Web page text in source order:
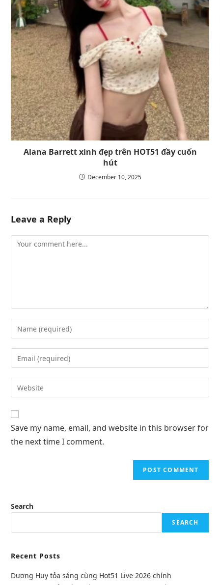
Alana Barrett xinh đẹp trên HOT51 đầy cuốn
hút
December 10, 2025
Leave a Reply
Save my name, email, and website in this browser for
the next time I comment.
Search
SEARCH
Recent Posts
Dương Huy tỏa sáng cùng Hot51 Live 2026 chính